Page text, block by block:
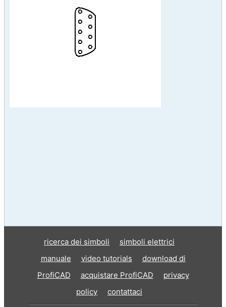
ricerca dei simboli
simboli elettrici
manuale
video tutorials
download di
ProfiCAD
acquistare ProfiCAD
privacy
policy
contattaci